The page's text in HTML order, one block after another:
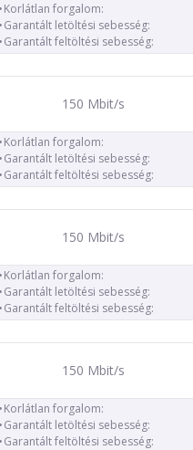
Korlátlan forgalom:
Garantált letöltési sebesség:
Garantált feltöltési sebesség:
150 Mbit/s
Korlátlan forgalom:
Garantált letöltési sebesség:
Garantált feltöltési sebesség:
150 Mbit/s
Korlátlan forgalom:
Garantált letöltési sebesség:
Garantált feltöltési sebesség:
150 Mbit/s
Korlátlan forgalom:
Garantált letöltési sebesség:
Garantált feltöltési sebesség: